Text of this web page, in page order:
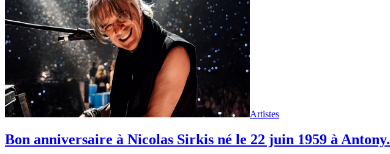
Artistes
Bon anniversaire à Nicolas Sirkis né le 22 juin 1959 à Antony.